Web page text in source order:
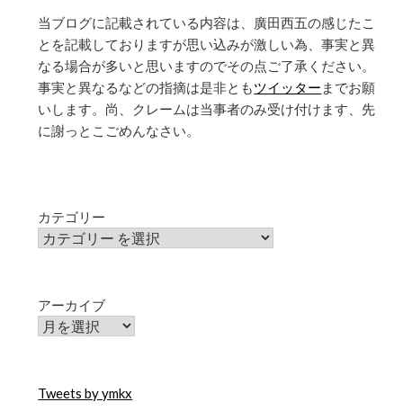
当ブログに記載されている内容は、廣田西五の感じたこ
とを記載しておりますが思い込みが激しい為、事実と異
なる場合が多いと思いますのでその点ご了承ください。
事実と異なるなどの指摘は是非ともツイッター までお願
いします。尚、クレームは当事者のみ受け付けます、先
に謝っとこごめんなさい。
カテゴリー
アーカイブ
Tweets by ymkx